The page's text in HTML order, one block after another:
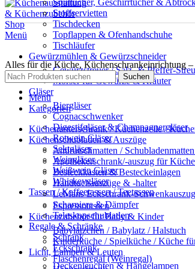
Menü
Spültücher, Geschirrtücher &
Stoffservietten
Tischdecken
Topflappen & Ofenhandschuhe
Tischläufer
Gewürzmühlen & Gewürzschneider
Gewürzstreuer / Salz- & Pfeffer-
Mörser für Gewürze & Kräuter
Gläser
Biergläser
Cognacschwenker
Digestifgläser & Champagnergläser
Rotwein Gläser
Sektgläser
Weingläser
Weißwein Gläser
Whiskeygläser
Tassen / Kaffeetassen / Teetassen
Espressotassen
Küchenzubehör für Baby & Kinder
Babylätzchen / Babylatz / Halstuch
Kinderküche / Spielküche / Küche
Licht, Lampen & Leuten
Deckenleuchten & Hängelampen
Alles für die Küche, Küchenschrankeinrichtung
Suchen
Menü
Kategorien
Küchenunterschrank / Küchenzeile /
Küchenschubladen & Auszüge
Antirutschmatten /
Apothekerschrank/-auszug für
Besteckkasten & Besteckeinlagen
Handtuchauszüge & -halter
LeMans Eckschrank-Schwenkauszug
Scharniere & Dämpfer
Teleskopschubladen
Regale & Schränke
Schrank
Eckschrank
Flaschenregal (Weinregal)